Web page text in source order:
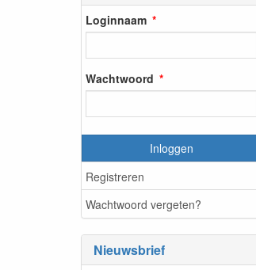
Loginnaam
Wachtwoord
Inloggen
Registreren
Wachtwoord vergeten?
Nieuwsbrief